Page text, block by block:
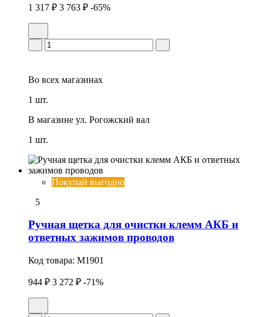
1 317 ₽ 3 763 ₽ -65%
Во всех магазинах
1 шт.
В магазине ул. Рогожский вал
1 шт.
Покупай выгодно
5
Ручная щетка для очистки клемм АКБ и
ответных зажимов проводов
Код товара: M1901
944 ₽ 3 272 ₽ -71%